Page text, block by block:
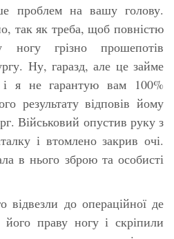
проблем на вашу голову.
так як треба, щоб повністю
ногу грізно прошепотів
Ну, гаразд, але це займе
і я не гарантую вам 100%
результату відповів йому
Військовий опустив руку з
і втомлено закрив очі.
в нього зброю та особисті
відвезли до операційної де
його праву ногу і скріпили